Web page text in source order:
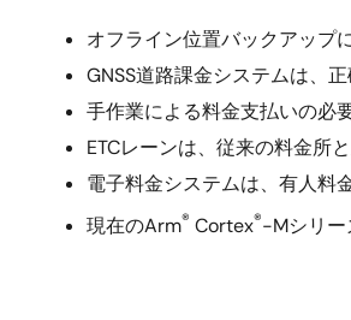
オフライン位置バックアップ
GNSS道路課金システムは、
手作業による料金支払いの必
ETCレーンは、従来の料金所
電子料金システムは、有人料
現在のArm® Cortex®-Mシリー